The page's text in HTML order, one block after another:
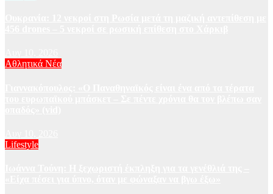
Αθλητικά Νέα
Lifestyle